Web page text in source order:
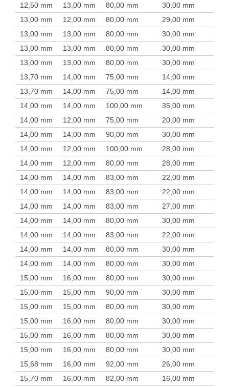
12,50 mm
13,00 mm 80,00 mm 30,00 mm
13,00 mm
12,00 mm 80,00 mm 29,00 mm
13,00 mm
13,00 mm 80,00 mm 30,00 mm
13,00 mm
13,00 mm 80,00 mm 30,00 mm
13,00 mm
13,00 mm 80,00 mm 30,00 mm
13,70 mm
14,00 mm 75,00 mm 14,00 mm
13,70 mm
14,00 mm 75,00 mm 14,00 mm
14,00 mm
14,00 mm 100,00 mm 35,00 mm
14,00 mm
12,00 mm 75,00 mm 20,00 mm
14,00 mm
14,00 mm 90,00 mm 30,00 mm
14,00 mm
12,00 mm 100,00 mm 28,00 mm
14,00 mm
12,00 mm 80,00 mm 28,00 mm
14,00 mm
14,00 mm 83,00 mm 22,00 mm
14,00 mm
14,00 mm 83,00 mm 22,00 mm
14,00 mm
14,00 mm 83,00 mm 27,00 mm
14,00 mm
14,00 mm 80,00 mm 30,00 mm
14,00 mm
14,00 mm 83,00 mm 22,00 mm
14,00 mm
14,00 mm 80,00 mm 30,00 mm
14,00 mm
14,00 mm 80,00 mm 30,00 mm
15,00 mm
16,00 mm 80,00 mm 30,00 mm
15,00 mm
15,00 mm 90,00 mm 30,00 mm
15,00 mm
15,00 mm 80,00 mm 30,00 mm
15,00 mm
16,00 mm 80,00 mm 30,00 mm
15,00 mm
16,00 mm 80,00 mm 30,00 mm
15,00 mm
16,00 mm 80,00 mm 30,00 mm
15,68 mm
16,00 mm 92,00 mm 26,00 mm
15,70 mm
16,00 mm 82,00 mm 16,00 mm